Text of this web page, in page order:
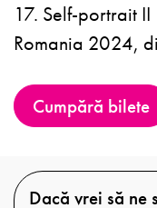
17. Self-portrait II
Romania 2024,
Cumpără bilete
Dacă vrei să ne